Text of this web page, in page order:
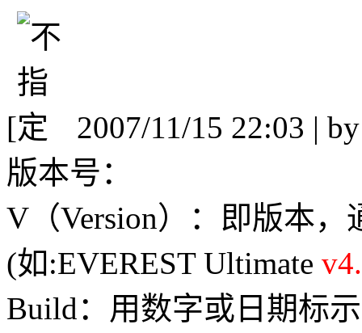
[
2007/11/15 22:03 |
版本号：
V（Version）：即版本
(如:EVEREST Ultimate
Build：用数字或日期标